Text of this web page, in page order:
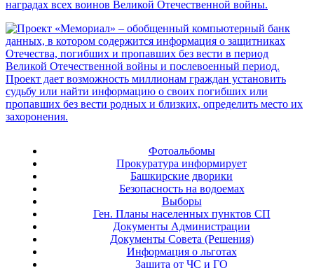
Фотоальбомы
Прокуратура информирует
Башкирские дворики
Безопасность на водоемах
Выборы
Ген. Планы населенных пунктов СП
Документы Администрации
Документы Совета (Решения)
Информация о льготах
Защита от ЧС и ГО